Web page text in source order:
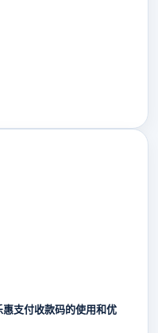
支付收款码的使用和优